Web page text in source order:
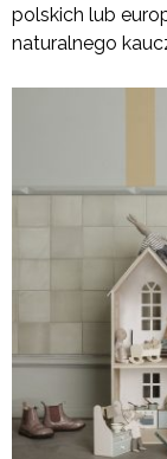
polskich lub
naturalnego